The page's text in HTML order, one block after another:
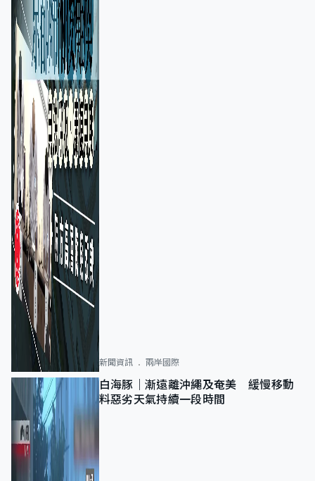
新聞資訊 兩岸國際
白海豚｜漸遠離沖繩及奄美 緩慢移動
料惡劣天氣持續一段時間